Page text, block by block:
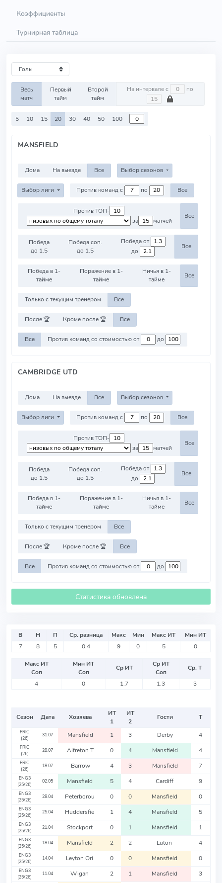
Коэффициенты
Турнирная таблица
Весь
матч
Первый
тайм
Второй
тайм
На интервале с по
5 10 15 20 30 40 50 100
MANSFIELD
Дома На выезде Все Выбор сезонов
Выбор лиги Против команд с по Все
Против ТОП-
за
матчей
Все
Победа
до 1.5
Победа соп.
до 1.5
Победа от
до
Все
Победа в 1-
тайме
Поражение в 1-
тайме
Ничья в 1-
тайме
Все
Только с текущим тренером Все
После 🏆 Кроме после 🏆 Все
Все Против команд со стоимостью от до
CAMBRIDGE UTD
Дома На выезде Все Выбор сезонов
Выбор лиги Против команд с по Все
Против ТОП-
за
матчей
Все
Победа
до 1.5
Победа соп.
до 1.5
Победа от
до
Все
Победа в 1-
тайме
Поражение в 1-
тайме
Ничья в 1-
тайме
Все
Только с текущим тренером Все
После 🏆 Кроме после 🏆 Все
Все Против команд со стоимостью от до
Статистика обновлена
В Н П Ср. разница Макс Мин Макс ИТ
Мин ИТ
7
8 5 0.4 9 0 5 0
Макс ИТ
Соп
Мин ИТ
Соп
Ср ИТ
Ср ИТ
Соп
Ср. Т
4
0 1.7 1.3 3
Сезон Дата Хозяева
ИТ
1
ИТ
2
Гости Т
FRIC
(26)
31.07 Mansfield 1 3 Derby 4
FRIC
(26)
28.07 Alfreton T 0 4 Mansfield 4
FRIC
(26)
18.07 Barrow 4 3 Mansfield 7
ENG3
(25/26)
02.05 Mansfield 5 4 Cardiff 9
ENG3
(25/26)
28.04 Peterborou 0 0 Mansfield 0
ENG3
(25/26)
25.04 Huddersfie 1 4 Mansfield 5
ENG3
(25/26)
21.04 Stockport 0 1 Mansfield 1
ENG3
(25/26)
18.04 Mansfield 2 2 Luton 4
ENG3
(25/26)
14.04 Leyton Ori 0 0 Mansfield 0
ENG3
(25/26)
11.04 Wigan 2 1 Mansfield 3